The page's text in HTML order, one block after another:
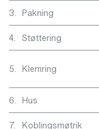
3. Pakning
4. Støttering
5. Klemring
6. Hus
7. Koblingsmøtrik